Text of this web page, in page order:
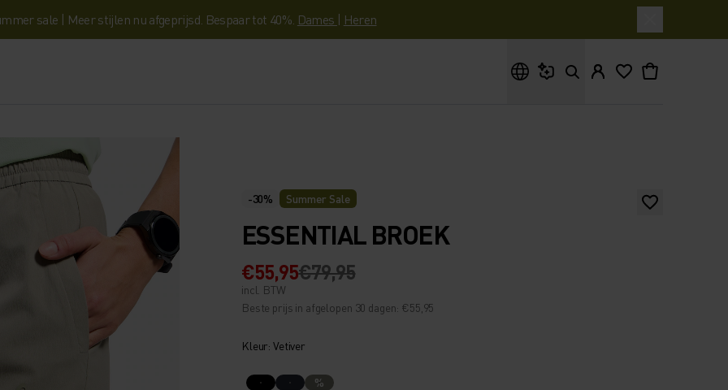
sale | Meer stijlen nu afgeprijsd. Bespaar tot 40%. Dames | Heren
-30% Summer Sale
ESSENTIAL BROEK
€55,95€79,95
incl. BTW
Beste prijs in afgelopen 30 dagen: €55,95
Kleur: Vetiver
%